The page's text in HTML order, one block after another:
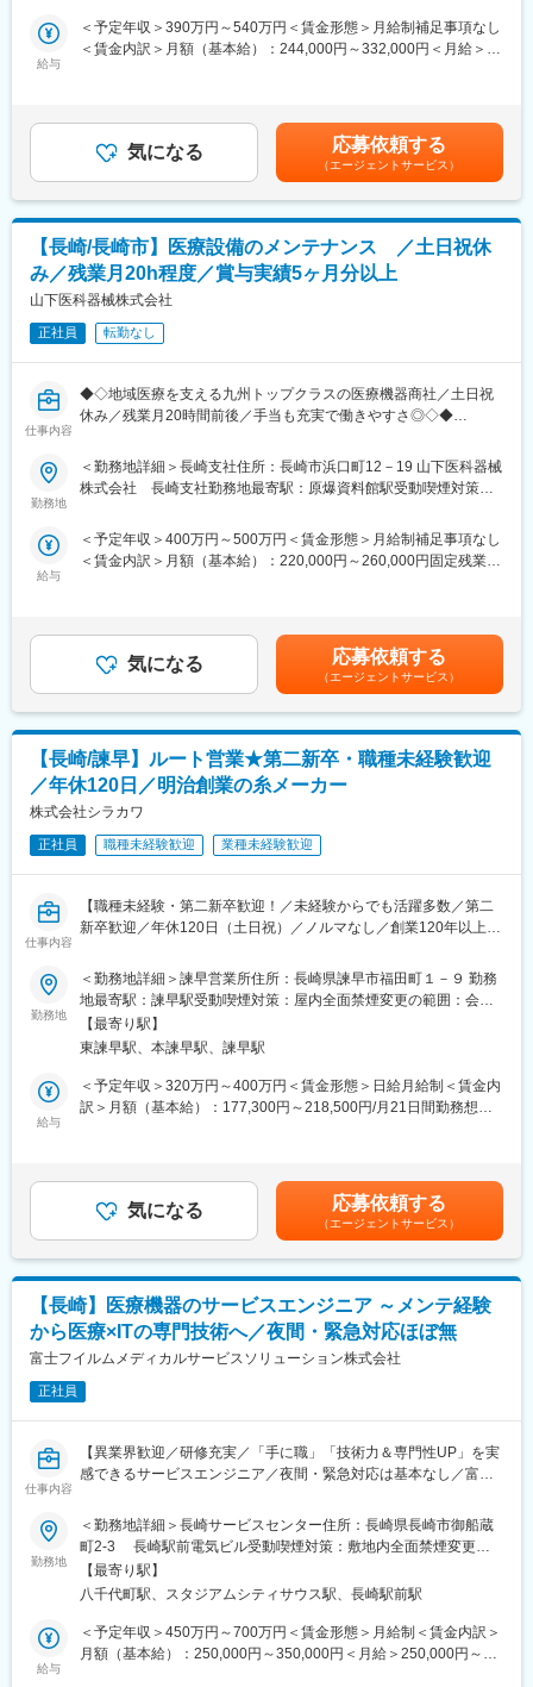
※作物の品質向上や安定収穫量確保のための土作りをサポートする
肥料、農薬等の各種資材の販売
担当社数：200件程度（ルート営業8割、新規営業2割）
訪問件数：10件/日
■フレックスタイム制
清算期間は１ヶ月。
始業及び終業の時刻は労働者の決定に委ねる。標準労働時間は１
日７時間１５分。
フレキシブルタイム（始業）６時～１１時、（終業）１５時～２
０時、（コアタイム）１１時～１５時
■仕事の魅力：
5～10年とお客様を長くご担当いただくため、積み重ねた長年の
信頼とデータをもとに、農作物を作るお手伝いをしていただくこ
長期にわたり農家の方との信頼関係構築を行い、その中で農学の
知識と現場経験を培っていただきます。
度かかりますので、まずはお客様と仲良くなることから始めてい
ただきます。
■住商アグリビジネス株式会社について：
「日本農業の発展に貢献する。」その具現化のため2007年4月、
アグロメイトを含む旧日東バイオングループと旧住商農産を事業
た肥料の製造・販売を事業の中心に据え、全国4工場・18営業拠
点にて事業を展開しています。土壌診断や技術・経営指導などを
活用しながら肥料のほか農薬・土壌改良資材・培養土など各種生
産資材の販売を行っています。
取扱数量、事業規模ともに、国内トップレベルの肥料製造販売会
社であり、原料仕入から生産、製品仕入、卸売、小売すべてを行
っている国内唯一の会社です。
変更の範囲：会社の定める業務
給与
＜予定年収＞390万円～540万円＜賃金形態＞月給制補足事項なし
＜賃金内訳＞月額（基本給）：244,000円～332,000円＜月給＞
通じて上下する可能性があります。月給(月額)は固定手当を含めた
表記です。気になる 応募依頼する
（エージェントサービス）
【長崎/長崎市】医療設備のメンテナンス ／土日祝休
み／残業月20h程度／賞与実績5ヶ月分以上
山下医科器械株式会社
正社員 転勤なし
仕事内容
◆◇地域医療を支える九州トップクラスの医療機器商社／土日祝
休み／残業月20時間前後／手当も充実で働きやすさ◎◇◆
■採用背景：
～地域医療の充実と設備メンテナンスの強化を図るための増員募
■業務内容：
病院やクリニックを巡回し、医療ガス配管などの設備の保守・点
- 消耗品の交換
- お客様への点検報告書作成
- (ごく稀に)新築、建替え現場の施工管理補佐
※担当エリア制となっており、エリア内のお客様を社用車で巡回頂
きます(1日1～3件の訪問です)
※将来的にはお客様への現状課題やニーズのヒアリングを行い、設
備に関する新たな提案を行う営業活動や設計業務もお任せする予
定です。
- 残業時間／担当エリアや担当顧客により幅はありますが、入社後
数年はお任せできる業務も限られるため、残業も比較的少なめで
■教育体制：
入社後はOJTを行いながら、同社の全体像や業務を理解して頂く
ことからスタートします。その後は、先輩社員と一緒に取引先の
施設を定期的に訪問しながら、設備や機材の取り扱いや作業内容
を身につけて頂きます。
理システム分野・開業支援事業分野などを展開し、医療機関のさ
まざまなニーズに対応しています。「トータル・メディカル・サ
ポート企業」として、医療機器ディーラーという枠を超えた事業
変更の範囲：会社の定める業務
勤務地
＜勤務地詳細＞長崎支社住所：長崎市浜口町12－19 山下医科器械
株式会社 長崎支社勤務地最寄駅：原爆資料館駅受動喫煙対策：
給与
＜予定年収＞400万円～500万円＜賃金形態＞月給制補足事項なし
＜賃金内訳＞月額（基本給）：220,000円～260,000円固定残業手
給与補足＞※予定年収はあくまでも目安の金額であり、経験・能力
により優遇します■昇給：年1回（6月）■賞与：年2回（7月、12
月）直近実績6.9ヵ月賃金はあくまでも目安の金額であり、選考を
通じて上下する可能性があります。月給(月額)は固定手当を含めた
表記です。
気になる 応募依頼する
（エージェントサービス）
【長崎/諫早】ルート営業★第二新卒・職種未経験歓迎
／年休120日／明治創業の糸メーカー
株式会社シラカワ
正社員 職種未経験歓迎 業種未経験歓迎
仕事内容
【職種未経験・第二新卒歓迎！／未経験からでも活躍多数／第二
新卒歓迎／年休120日（土日祝）／ノルマなし／創業120年以上の
■業務概要
縫製工場などの既存顧客に対して、服飾資材等の営業をお任せし
ます。
入社後は営業アシスタントとして、業界知識、商品知識、業務の
流れ等を学んでいただきます。
≪業務内容≫
糸、生地、ボタン、ファスナー等の服飾資材
※知識を身につけた後は、フロント営業としてルート訪問による新
商品の案内をお任せします。将来的には新規開拓を行うことも可
■配属組織：
所長1名・営業4名・事務1名・嘱託2名（男性6名・女性2名、
30~60代の方が在籍）
■入社後の流れ：
入社して最初に足利営業所（栃木県）で2週間程度、研修を行って
いただきます、研修後に諫早営業所へ配属となります。(受け入れ
状況により研修は前後します)
研修内容は、会社説明・商品説明・社内システムの説明等になり
ます。研修中のホテルは会社が手配いたします。
■キャリアパス：
転職のハンデは一切ありませんので、次世代を担う中核人材を目
指していただけます。営業ですので数字を意識する必要はありま
すが、そこだけに注目しているわけではありません。業務のプロ
■働きやすい環境：
社員のみんなに長く働いてほしいとの思いから、働きやすい環境
勤務地
＜勤務地詳細＞諫早営業所住所：長崎県諫早市福田町１－９ 勤務
地最寄駅：諫早駅受動喫煙対策：屋内全面禁煙変更の範囲：会社
の定める事業所
【最寄り駅】
東諫早駅、本諫早駅、諫早駅
給与
＜予定年収＞320万円～400万円＜賃金形態＞日給月給制＜賃金内
訳＞月額（基本給）：177,300円～218,500円/月21日間勤務想定
手当＞有＜給与補足＞■上記年収はあくまで想定です。スキル・年
齢等により前後する可能性があります。※上記年収は賞与（2ヶ月
分）を含みます。■賞与：年2回※会社の業績・個人評価に応じて
変動あり■昇給：年1回賃金はあくまでも目安の金額であり、選考
を通じて上下する可能性があります。月給(月額)は固定手当を含め
た表記です。
気になる 応募依頼する
（エージェントサービス）
【長崎】医療機器のサービスエンジニア ～メンテ経験
から医療×ITの専門技術へ／夜間・緊急対応ほぼ無
富士フイルムメディカルサービスソリューション株式会社
正社員
仕事内容
【異業界歓迎／研修充実／「手に職」「技術力＆専門性UP」を実
感できるサービスエンジニア／夜間・緊急対応は基本なし／富士
■職務内容：
富士フイルムグループが提供する医療機器の設置・保守・技術サ
ポートを担当いただきます。
既に導入されているクリニックを中心に、オンコール呼び出しを
含み1日2～3件程度の訪問で、点検・メンテナンス・不具合対応
を行います。
勤務地
＜勤務地詳細＞長崎サービスセンター住所：長崎県長崎市御船蔵
町2-3 長崎駅前電気ビル受動喫煙対策：敷地内全面禁煙変更の
範囲：会社の定める事業所（リモートワーク含む）
【最寄り駅】
八千代町駅、スタジアムシティサウス駅、長崎駅前駅
給与
＜予定年収＞450万円～700万円＜賃金形態＞月給制＜賃金内訳＞
月額（基本給）：250,000円～350,000円＜月給＞250,000円～